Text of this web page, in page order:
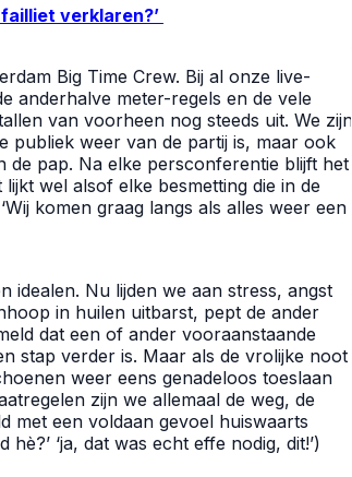
verklaren?’
Big Time Crew. Bij al onze live-
anderhalve meter-regels en de vele
van voorheen nog steeds uit. We zijn
publiek weer van de partij is, maar ook
de pap. Na elke persconferentie blijft het
wel alsof elke besmetting die in de
komen graag langs als alles weer een
idealen. Nu lijden we aan stress, angst
in huilen uitbarst, pept de ander
dat een of ander vooraanstaande
stap verder is. Maar als de vrolijke noot
weer eens genadeloos toeslaan
zijn we allemaal de weg, de
met een voldaan gevoel huiswaarts
‘ja, dat was echt effe nodig, dit!’)